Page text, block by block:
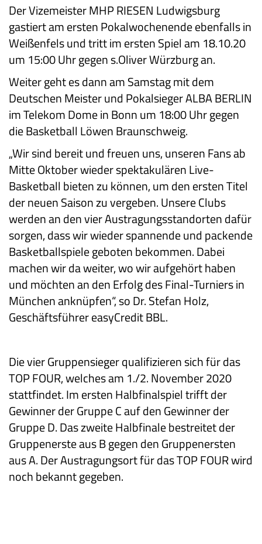
Der Vizemeister MHP RIESEN Ludwigsburg
gastiert am ersten Pokalwochenende ebenfalls in
Weißenfels und tritt im ersten Spiel am 18.10.20
um 15:00 Uhr gegen s.Oliver Würzburg an.
Weiter geht es dann am Samstag mit dem
Deutschen Meister und Pokalsieger ALBA BERLIN
im Telekom Dome in Bonn um 18:00 Uhr gegen
die Basketball Löwen Braunschweig.
„Wir sind bereit und freuen uns, unseren Fans ab
Mitte Oktober wieder spektakulären Live-
Basketball bieten zu können, um den ersten Titel
der neuen Saison zu vergeben. Unsere Clubs
werden an den vier Austragungsstandorten dafür
sorgen, dass wir wieder spannende und packende
Basketballspiele geboten bekommen. Dabei
machen wir da weiter, wo wir aufgehört haben
und möchten an den Erfolg des Final-Turniers in
München anknüpfen“, so Dr. Stefan Holz,
Geschäftsführer easyCredit BBL.
Die vier Gruppensieger qualifizieren sich für das
TOP FOUR, welches am 1./2. November 2020
stattfindet. Im ersten Halbfinalspiel trifft der
Gewinner der Gruppe C auf den Gewinner der
Gruppe D. Das zweite Halbfinale bestreitet der
Gruppenerste aus B gegen den Gruppenersten
aus A.Der Austragungsort für das TOP FOUR wird
noch bekannt gegeben.